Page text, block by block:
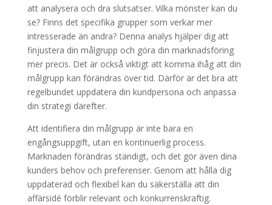
att analysera och dra slutsatser. Vilka mönster kan du
se? Finns det specifika grupper som verkar mer
intresserade än andra? Denna analys hjälper dig att
finjustera din målgrupp och göra din marknadsföring
mer precis. Det är också viktigt att komma ihåg att din
målgrupp kan förändras över tid. Därför är det bra att
regelbundet uppdatera din kundpersona och anpassa
din strategi därefter.
Att identifiera din målgrupp är inte bara en
engångsuppgift, utan en kontinuerlig process.
Marknaden förändras ständigt, och det gör även dina
kunders behov och preferenser. Genom att hålla dig
uppdaterad och flexibel kan du säkerställa att din
affärsidé förblir relevant och konkurrenskraftig.